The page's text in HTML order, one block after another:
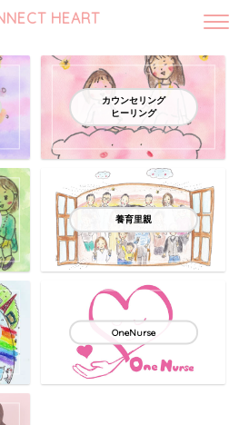
HEART
カウンセリング
ヒーリング
養育里親
OneNurse